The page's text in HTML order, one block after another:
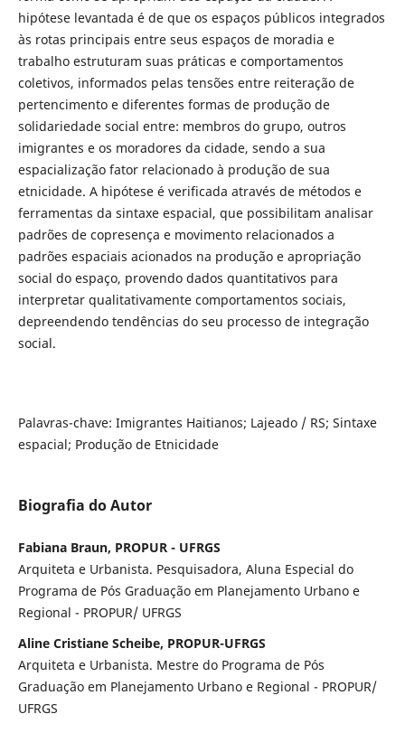
hipótese levantada é de que os espaços públicos integrados
às rotas principais entre seus espaços de moradia e
trabalho estruturam suas práticas e comportamentos
coletivos, informados pelas tensões entre reiteração de
pertencimento e diferentes formas de produção de
solidariedade social entre: membros do grupo, outros
imigrantes e os moradores da cidade, sendo a sua
espacialização fator relacionado à produção de sua
etnicidade. A hipótese é verificada através de métodos e
ferramentas da sintaxe espacial, que possibilitam analisar
padrões de copresença e movimento relacionados a
padrões espaciais acionados na produção e apropriação
social do espaço, provendo dados quantitativos para
interpretar qualitativamente comportamentos sociais,
depreendendo tendências do seu processo de integração
social.
Palavras-chave: Imigrantes Haitianos; Lajeado / RS; Sintaxe
espacial; Produção de Etnicidade
Biografia do Autor
Fabiana Braun, PROPUR - UFRGS
Arquiteta e Urbanista. Pesquisadora, Aluna Especial do
Programa de Pós Graduação em Planejamento Urbano e
Regional - PROPUR/ UFRGS
Aline Cristiane Scheibe, PROPUR-UFRGS
Arquiteta e Urbanista. Mestre do Programa de Pós
Graduação em Planejamento Urbano e Regional - PROPUR/
UFRGS